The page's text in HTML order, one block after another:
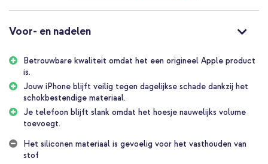
Origineel Apple product
Silicone Backcover is geen uitzondering daarop. Dit model hoesje
Apple, waardoor er een betrouwbaar label aan de case mag
worden gehangen.
Goede bescherming tegen dagelijkse schade
Omdat het hoesje gemaakt is van schokabsorberend siliconen
materiaal, geeft de case jouw iPhone goede bescherming tegen
dagelijkse schade. Denk hierbij aan krasjes wanneer je je telefoon
iets te hard op tafel neerlegt of per ongeluk uit je handen laat
vallen. Dat laatste zal een stuk minder gebeuren, omdat het
siliconen materiaal ook zorgt voor meer grip op je telefoon.
Voor- en nadelen
Betrouwbare kwaliteit omdat het een origineel Apple product
is.
Jouw iPhone blijft veilig tegen dagelijkse schade dankzij het
schokbestendige materiaal.
Je telefoon blijft slank omdat het hoesje nauwelijks volume
toevoegt.
Het siliconen materiaal is gevoelig voor het vasthouden van
stof